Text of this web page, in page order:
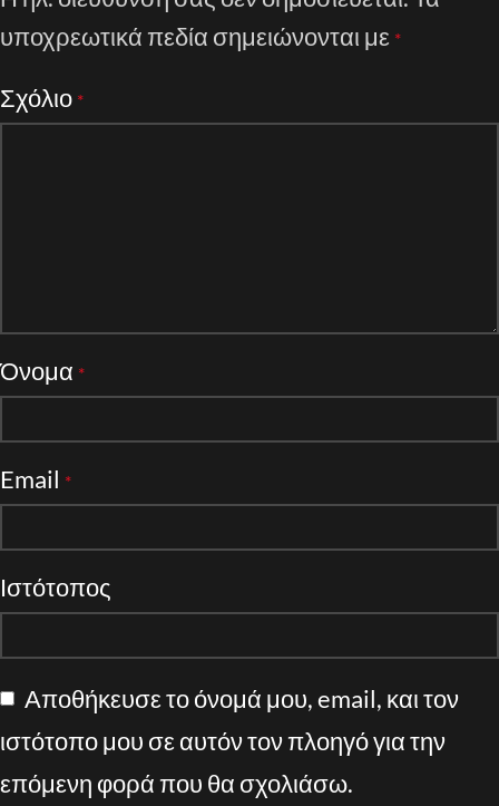
υποχρεωτικά πεδία σημειώνονται με *
Σχόλιο *
Όνομα *
Email *
Ιστότοπος
Αποθήκευσε το όνομά μου, email, και τον
ιστότοπο μου σε αυτόν τον πλοηγό για την
επόμενη φορά που θα σχολιάσω.